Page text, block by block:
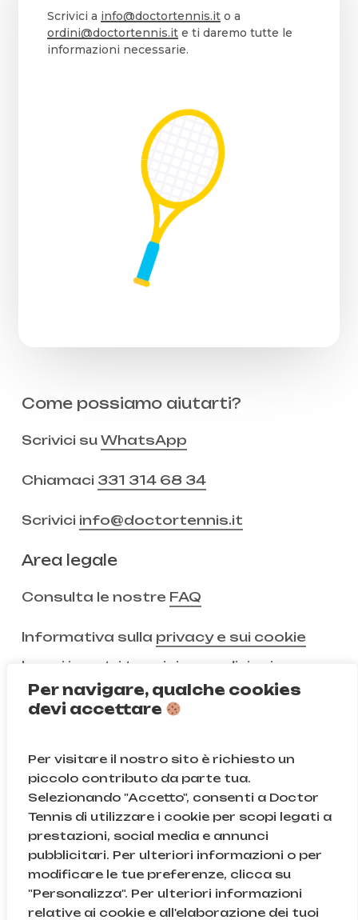
Per navigare, qualche cookies
devi accettare
Per visitare il nostro sito è richiesto un
piccolo contributo da parte tua.
Selezionando "Accetto", consenti a Doctor
Tennis di utilizzare i cookie per scopi legati a
prestazioni, social media e annunci
pubblicitari. Per ulteriori informazioni o per
modificare le tue preferenze, clicca su
"Personalizza". Per ulteriori informazioni
relative ai cookie e all'elaborazione dei tuoi
Scrivici a info@doctortennis.ito a
ordini@doctortennis.ite ti daremo tutte le
informazioni necessarie.
Come possiamo aiutarti?
Scrivici suWhatsApp
Chiamaci 331 314 68 34
Scrivici info@doctortennis.it
Area legale
Consulta le nostre FAQ
Informativa sulla privacy e sui cookie
Leggi i nostri termini e condizioni
Instagram Facebook
TikTok
© Doctor Tennis | B&D S.r.l.s. | P.iva 08709820966 |
Sede Legale: Via Gallarate 131, 20151, Milano (MI) | Cod.
Fisc. e n.iscr. al Reg. Imprese di Milano: 08709820966